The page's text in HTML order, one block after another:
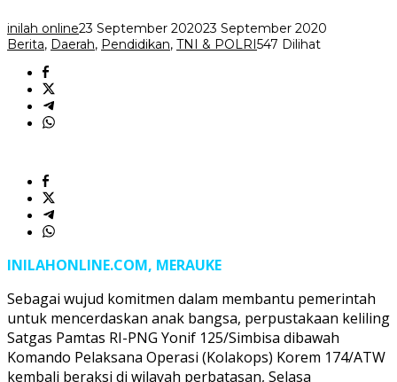
2
inilah online23 September 202023 September 2020
Berita, Daerah, Pendidikan, TNI & POLRI547 Dilihat
INILAHONLINE.COM, MERAUKE
Sebagai wujud komitmen dalam membantu pemerintah
untuk mencerdaskan anak bangsa, perpustakaan keliling
Satgas Pamtas RI-PNG Yonif 125/Simbisa dibawah
Komando Pelaksana Operasi (Kolakops) Korem 174/ATW
kembali beraksi di wilayah perbatasan, Selasa